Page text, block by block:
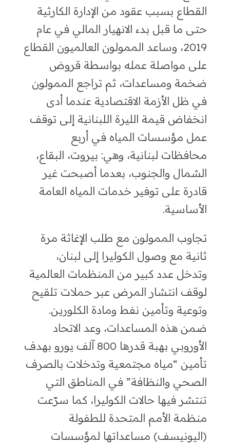
القطاع بسبب عقود من الإدارة الكارثية
حتى ما قبل بدء الانهيار المالي في عام
2019، وساعد الممولون العالميون القطاع
على مواصلة عمله بواسطة قروض
ضخمة ومساعدات،ثم تراجع الممولون
في ظل الأزمة الاقتصادية عندما أدى
انخفاض قيمة الليرة اللبنانية إلى توقف
عمل مؤسسات المياه في أربع
محافظات لبنانية،وهي بيروت،البقاع،
الشمال والجنوب،بعدما أصبحت غير
قادرة على توفير خدمات المياه العامة
الأساسية.
تجاوب الممولون مع طلب الإغاثة مرة
ثانية مع وصول الكوليرا إلى لبنان،
وتدخل عدد كبير من المنظمات العالمية
لوقف انتشار المرض عبر حملات تلقيح
وتوعية وتأمين نفط ومادة الكلورين.
ضمن هذه المساعدات، وعد الاتحاد
الأوروبي بهبة قدرها 800 آلف يورو بهدف
تأمين “مياه مجتمعية وتدخلات بالصرف
الصحي والنظافة”في المناطق التي
تنتشر فيها حالات الكوليرا،كما سرّعت
منظمة الأمم المتحدة للطفولة
(اليونيسف)مساعداتها لمؤسسات